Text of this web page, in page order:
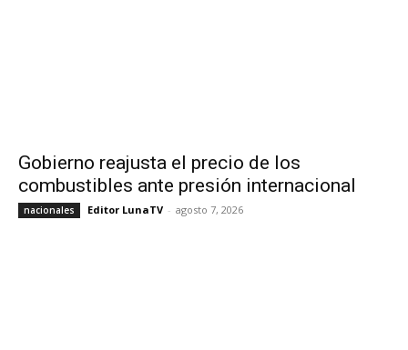
Gobierno reajusta el precio de los
combustibles ante presión internacional
nacionales Editor LunaTV - agosto 7, 2026